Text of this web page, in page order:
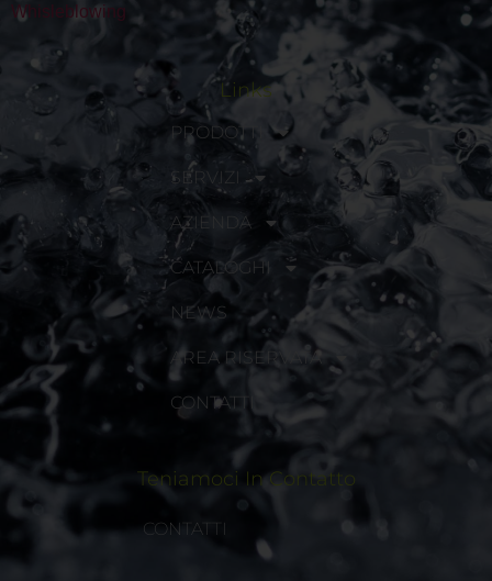
Whisleblowing
Links
PRODOTTI
SERVIZI
AZIENDA
CATALOGHI
NEWS
AREA RISERVATA
CONTATTI
Teniamoci In Contatto
CONTATTI